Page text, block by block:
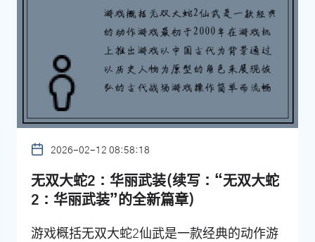
2026-02-12 08:58:18
无双大蛇2：华丽武装(续写：“无双大蛇
2：华丽武装”的全新篇章)
游戏概括无双大蛇2仙武是一款经典的动作游